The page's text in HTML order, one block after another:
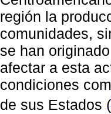
región la
comunidades,
se han
afectar a esta
condiciones
de sus Estados (